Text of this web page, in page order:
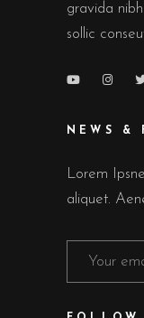
gravida
sollic
NEWS &
Lorem
aliquet.